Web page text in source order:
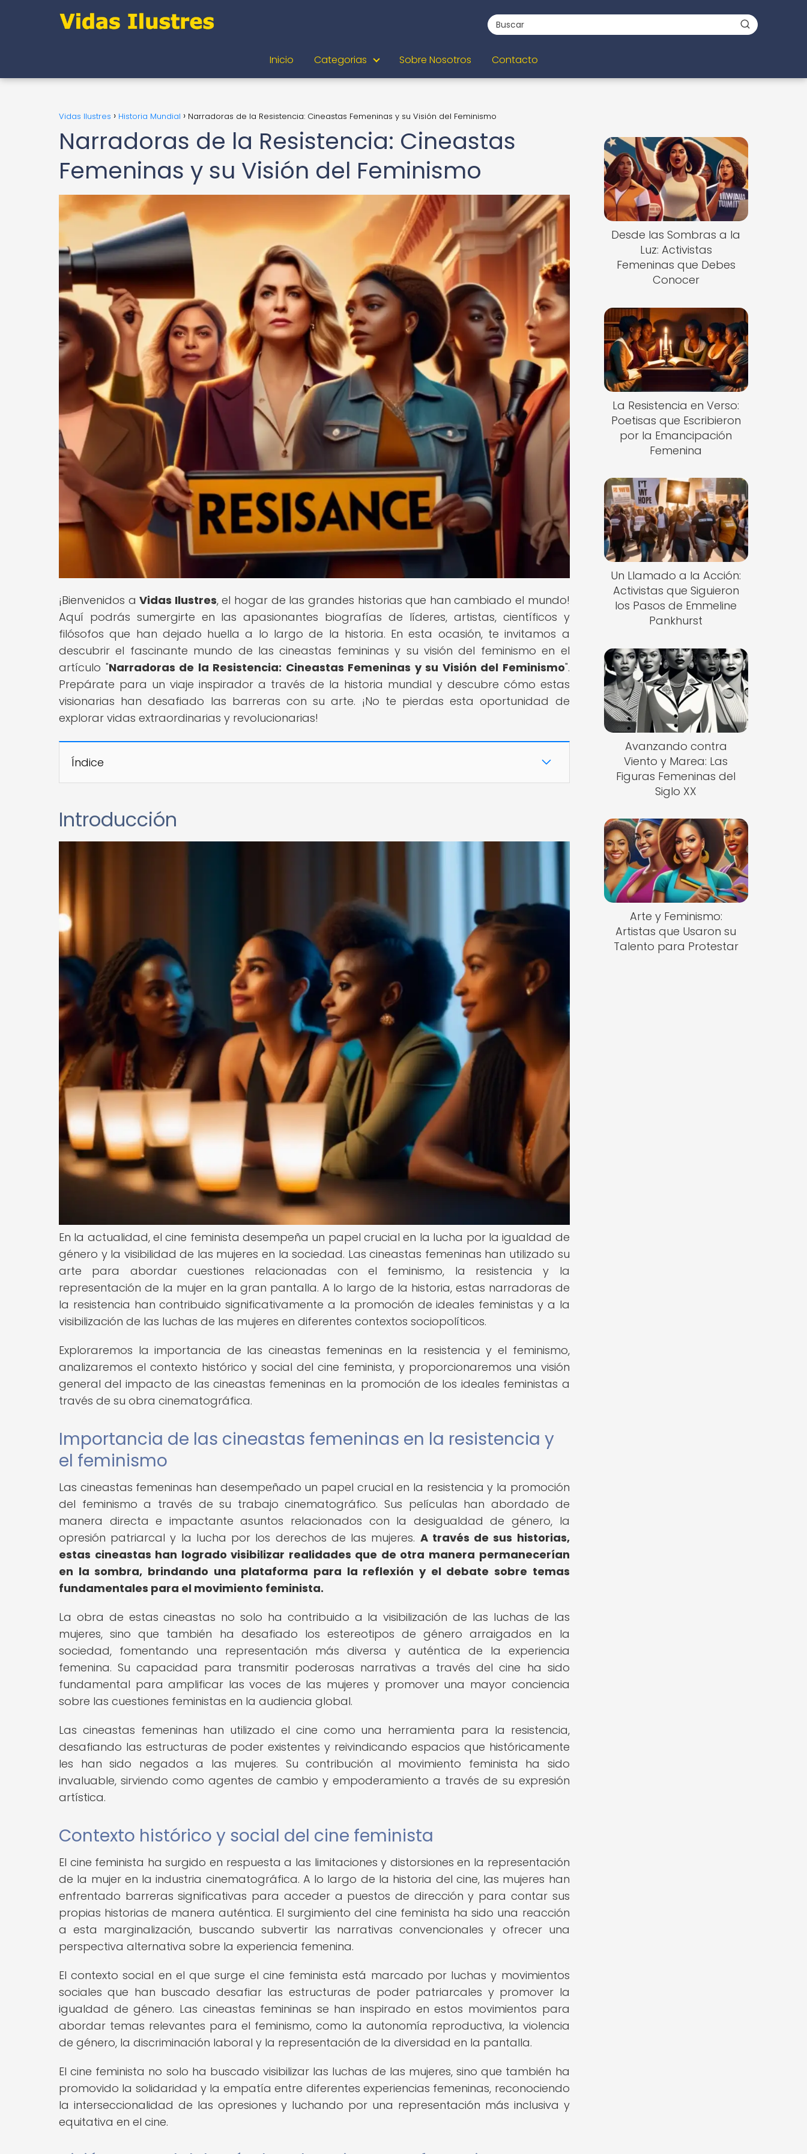
Inicio Categorias Sobre Nosotros Contacto
Vidas Ilustres Historia Mundial Narradoras de la Resistencia: Cineastas Femeninas y su Visión del Feminismo
Narradoras de la Resistencia: Cineastas
Femeninas y su Visión del Feminismo
¡Bienvenidos aVidas Ilustres, el hogar de las grandes historias que han cambiado el mundo!
Aquí podrás sumergirte en las apasionantes biografías de líderes, artistas, científicos y
filósofos que han dejado huella a lo largo de la historia. En esta ocasión, te invitamos a
descubrir el fascinante mundo de las cineastas femininas y su visión del feminismo en el
artículo "Narradoras de la Resistencia: Cineastas Femeninas y su Visión del Feminismo".
Prepárate para un viaje inspirador a través de la historia mundial y descubre cómo estas
visionarias han desafiado las barreras con su arte. ¡No te pierdas esta oportunidad de
explorar vidas extraordinarias y revolucionarias!
Índice
Introducción
En la actualidad, el cine feminista desempeña un papel crucial en la lucha por la igualdad de
género y la visibilidad de las mujeres en la sociedad. Las cineastas femeninas han utilizado su
arte para abordar cuestiones relacionadas con el feminismo, la resistencia y la
representación de la mujer en la gran pantalla. A lo largo de la historia, estas narradoras de
la resistencia han contribuido significativamente a la promoción de ideales feministas y a la
visibilización de las luchas de las mujeres en diferentes contextos sociopolíticos.
Exploraremos la importancia de las cineastas femeninas en la resistencia y el feminismo,
analizaremos el contexto histórico y social del cine feminista, y proporcionaremos una visión
general del impacto de las cineastas femeninas en la promoción de los ideales feministas a
través de su obra cinematográfica.
Importancia de las cineastas femeninas en la resistencia y
el feminismo
Las cineastas femeninas han desempeñado un papel crucial en la resistencia y la promoción
del feminismo a través de su trabajo cinematográfico. Sus películas han abordado de
manera directa e impactante asuntos relacionados con la desigualdad de género, la
opresión patriarcal y la lucha por los derechos de las mujeres. A través de sus historias,
estas cineastas han logrado visibilizar realidades que de otra manera permanecerían
en la sombra, brindando una plataforma para la reflexión y el debate sobre temas
fundamentales para el movimiento feminista.
La obra de estas cineastas no solo ha contribuido a la visibilización de las luchas de las
mujeres, sino que también ha desafiado los estereotipos de género arraigados en la
sociedad, fomentando una representación más diversa y auténtica de la experiencia
femenina. Su capacidad para transmitir poderosas narrativas a través del cine ha sido
fundamental para amplificar las voces de las mujeres y promover una mayor conciencia
sobre las cuestiones feministas en la audiencia global.
Las cineastas femeninas han utilizado el cine como una herramienta para la resistencia,
desafiando las estructuras de poder existentes y reivindicando espacios que históricamente
les han sido negados a las mujeres. Su contribución al movimiento feminista ha sido
invaluable, sirviendo como agentes de cambio y empoderamiento a través de su expresión
artística.
Contexto histórico y social del cine feminista
El cine feminista ha surgido en respuesta a las limitaciones y distorsiones en la representación
de la mujer en la industria cinematográfica. A lo largo de la historia del cine, las mujeres han
enfrentado barreras significativas para acceder a puestos de dirección y para contar sus
propias historias de manera auténtica. El surgimiento del cine feminista ha sido una reacción
a esta marginalización, buscando subvertir las narrativas convencionales y ofrecer una
perspectiva alternativa sobre la experiencia femenina.
El contexto social en el que surge el cine feminista está marcado por luchas y movimientos
sociales que han buscado desafiar las estructuras de poder patriarcales y promover la
igualdad de género. Las cineastas femininas se han inspirado en estos movimientos para
abordar temas relevantes para el feminismo, como la autonomía reproductiva, la violencia
de género, la discriminación laboral y la representación de la diversidad en la pantalla.
El cine feminista no solo ha buscado visibilizar las luchas de las mujeres, sino que también ha
promovido la solidaridad y la empatía entre diferentes experiencias femeninas, reconociendo
la interseccionalidad de las opresiones y luchando por una representación más inclusiva y
equitativa en el cine.
Desde las Sombras a la
Luz: Activistas
Femeninas que Debes
Conocer
La Resistencia en Verso:
Poetisas que Escribieron
por la Emancipación
Femenina
Un Llamado a la Acción:
Activistas que Siguieron
los Pasos de Emmeline
Pankhurst
Avanzando contra
Viento y Marea: Las
Figuras Femeninas del
Siglo XX
Arte y Feminismo:
Artistas que Usaron su
Talento para Protestar